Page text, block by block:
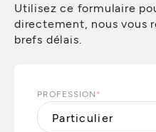
Utilisez ce formulaire
directement, nous vous
brefs délais.
PROFESSION *